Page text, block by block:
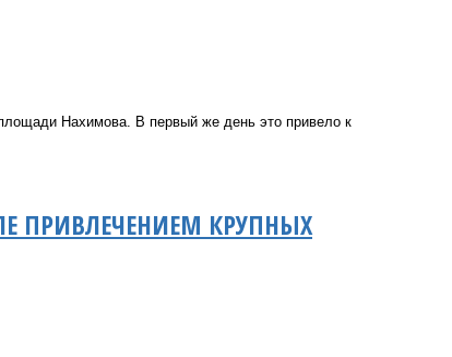
Нахимова. В первый же день это привело к
ПРИВЛЕЧЕНИЕМ КРУПНЫХ